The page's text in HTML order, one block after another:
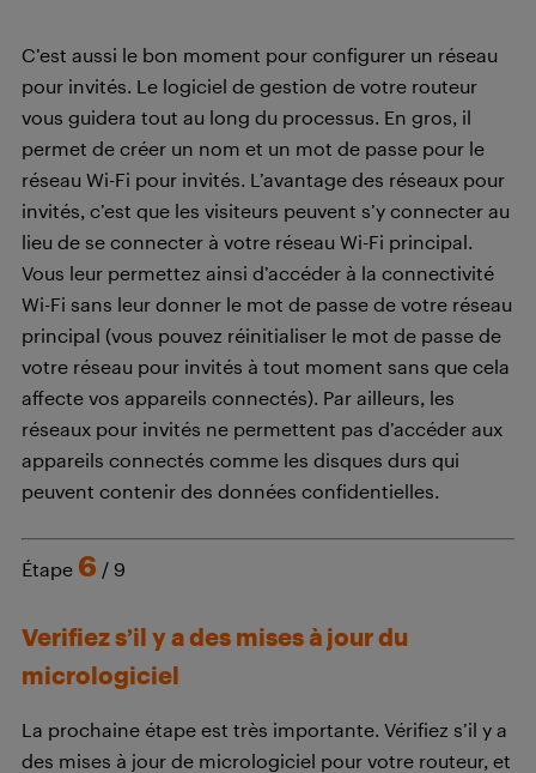
C’est aussi le bon moment pour configurer un réseau
pour invités. Le logiciel de gestion de votre routeur
vous guidera tout au long du processus. En gros, il
permet de créer un nom et un mot de passe pour le
réseau Wi-Fi pour invités. L’avantage des réseaux pour
invités, c’est que les visiteurs peuvent s’y connecter au
lieu de se connecter à votre réseau Wi-Fi principal.
Vous leur permettez ainsi d’accéder à la connectivité
Wi-Fi sans leur donner le mot de passe de votre réseau
principal (vous pouvez réinitialiser le mot de passe de
votre réseau pour invités à tout moment sans que cela
affecte vos appareils connectés). Par ailleurs, les
réseaux pour invités ne permettent pas d’accéder aux
appareils connectés comme les disques durs qui
peuvent contenir des données confidentielles.
Étape 6 / 9
Verifiez s’il y a des mises à jour du
micrologiciel
La prochaine étape est très importante. Vérifiez s’il y a
des mises à jour de micrologiciel pour votre routeur, et